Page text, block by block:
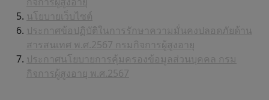
นโยบายเว็บไซต์
ประกาศข้อปฏิบัติในการรักษาความมั่นคงปลอดภัยด้าน
สารสนเทศ พ.ศ.2567 กรมกิจการผู้สูงอายุ
ประกาศนโยบายการคุ้มครองข้อมูลส่วนบุคคล กรม
กิจการผู้สูงอายุ พ.ศ.2567